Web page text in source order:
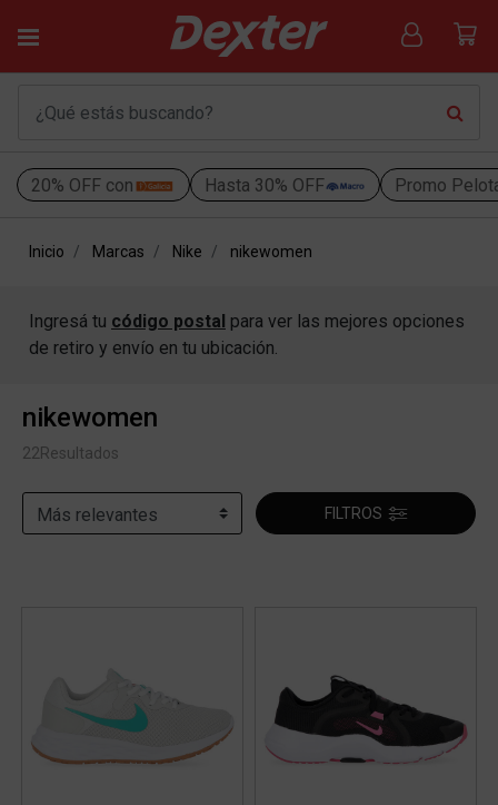
20% OFF con Hasta 30% OFF Promo
Inicio Marcas Nike nikewomen
Ingresá tu código postal para ver las mejores opciones
de retiro y envío en tu ubicación.
nikewomen
22Resultados
FILTROS